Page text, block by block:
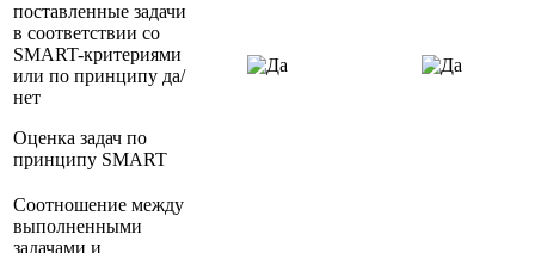
поставленные задачи
в соответствии со
SMART-критериями
или по принципу да/
нет
Оценка задач по
принципу SMART
Соотношение между
выполненными
задачами и